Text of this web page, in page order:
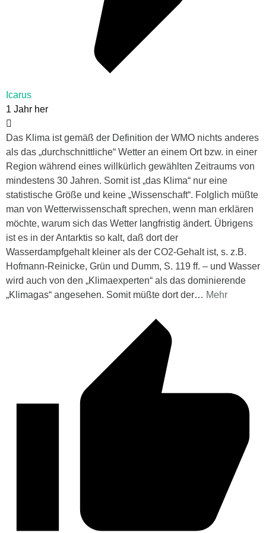
Icarus
1 Jahr her
Das Klima ist gemäß der Definition der WMO nichts anderes
als das „durchschnittliche“ Wetter an einem Ort bzw. in einer
Region während eines willkürlich gewählten Zeitraums von
mindestens 30 Jahren. Somit ist „das Klima“ nur eine
statistische Größe und keine „Wissenschaft“. Folglich müßte
man von Wetterwissenschaft sprechen, wenn man erklären
möchte, warum sich das Wetter langfristig ändert. Übrigens
ist es in der Antarktis so kalt, daß dort der
Wasserdampfgehalt kleiner als der CO2-Gehalt ist, s. z.B.
Hofmann-Reinicke, Grün und Dumm, S. 119 ff. – und Wasser
wird auch von den „Klimaexperten“ als das dominierende
„Klimagas“ angesehen. Somit müßte dort der… Mehr